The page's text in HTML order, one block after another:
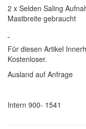
2 x Selden Saling
Mastbreite gebraucht
Für diesen Artikel
Kostenloser.
Ausland auf Anfrage
Intern 900- 1541